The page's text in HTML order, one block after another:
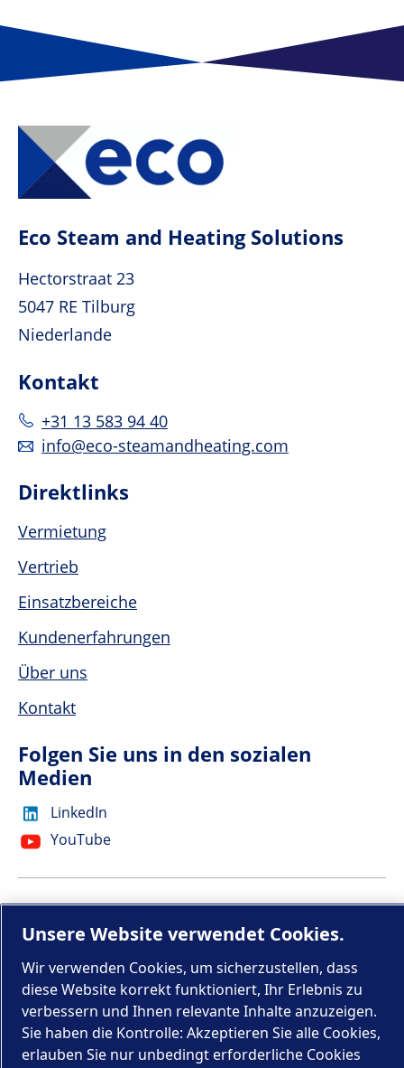
Eco Steam and Heating Solutions
Hectorstraat 23
5047 RE Tilburg
Niederlande
Kontakt
+31 13 583 94 40
info@eco-steamandheating.com
Direktlinks
Vermietung
Vertrieb
Einsatzbereiche
Kundenerfahrungen
Über uns
Kontakt
Folgen Sie uns in den sozialen
Medien
LinkedIn
YouTube
© 2025 Eco Steam and Heating
Cookies verwalten
Rechtliche Hinweise und
Datenschutzerklärung
Unsere Website verwendet Cookies.
Wir verwenden Cookies, um sicherzustellen, dass
diese Website korrekt funktioniert, Ihr Erlebnis zu
verbessern und Ihnen relevante Inhalte anzuzeigen.
Sie haben die Kontrolle: Akzeptieren Sie alle Cookies,
erlauben Sie nur unbedingt erforderliche Cookies